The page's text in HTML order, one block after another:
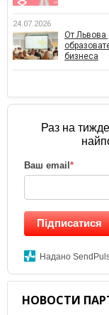
24.07.2026
От Львова
бизнеса
Раз на
Ваш email*
Підписатися
Надано
НОВОСТИ